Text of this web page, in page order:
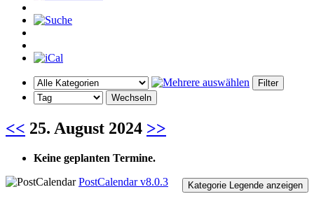
<< 25. August 2024 >>
Keine geplanten Termine.
Kategorie Legende anzeigen
PostCalendar v8.0.3